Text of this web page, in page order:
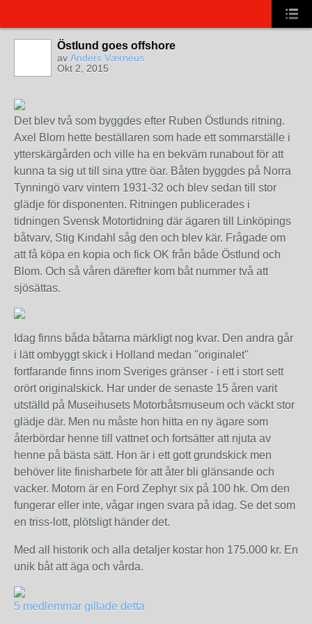
Östlund goes offshore
av Anders Værnéus
Okt 2, 2015
Det blev två som byggdes efter Ruben Östlunds ritning.
Axel Blom hette beställaren som hade ett sommarställe i
ytterskärgården och ville ha en bekväm runabout för att
kunna ta sig ut till sina yttre öar. Båten byggdes på Norra
Tynningö varv vintern 1931-32 och blev sedan till stor
glädje för disponenten. Ritningen publicerades i
tidningen Svensk Motortidning där ägaren till Linköpings
båtvarv, Stig Kindahl såg den och blev kär. Frågade om
att få köpa en kopia och fick OK från både Östlund och
Blom. Och så våren därefter kom båt nummer två att
sjösättas.
Idag finns båda båtarna märkligt nog kvar. Den andra går
i lätt ombyggt skick i Holland medan "originalet"
fortfarande finns inom Sveriges gränser - i ett i stort sett
orört originalskick. Har under de senaste 15 åren varit
utställd på Museihusets Motorbåtsmuseum och väckt stor
glädje där. Men nu måste hon hitta en ny ägare som
återbördar henne till vattnet och fortsätter att njuta av
henne på bästa sätt. Hon är i ett gott grundskick men
behöver lite finisharbete för att åter bli glänsande och
vacker. Motorn är en Ford Zephyr six på 100 hk. Om den
fungerar eller inte, vågar ingen svara på idag. Se det som
en triss-lott, plötsligt händer det.
Med all historik och alla detaljer kostar hon 175.000 kr. En
unik båt att äga och vårda.
5 medlemmar gillade detta